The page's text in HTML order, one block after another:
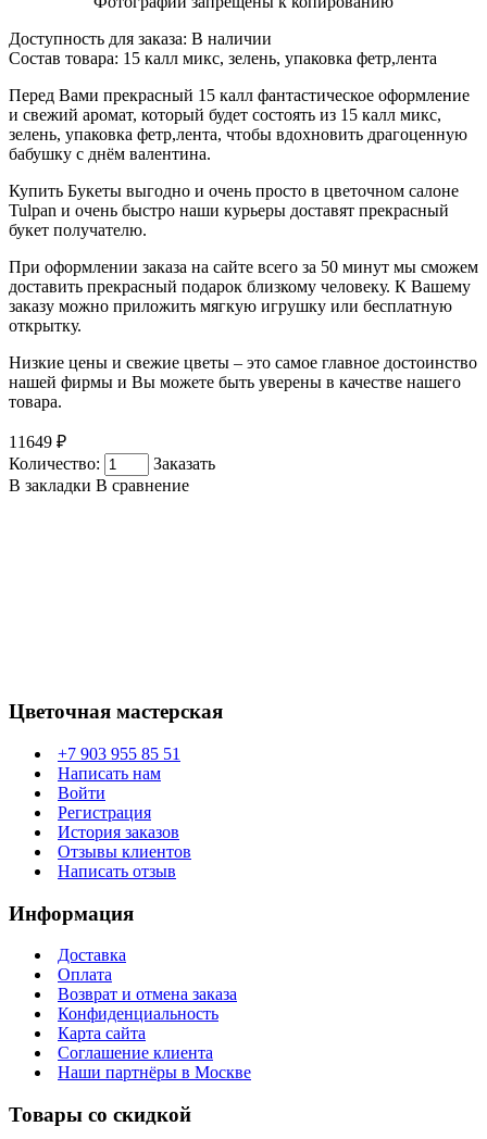
Доступность для заказа: В наличии
Состав товара: 15 калл микс, зелень, упаковка фетр,лента
Перед Вами прекрасный 15 калл фантастическое оформление
и свежий аромат, который будет состоять из 15 калл микс,
зелень, упаковка фетр,лента, чтобы вдохновить драгоценную
бабушку с днём валентина.
Купить Букеты выгодно и очень просто в цветочном салоне
Tulpan и очень быстро наши курьеры доставят прекрасный
букет получателю.
При оформлении заказа на сайте всего за 50 минут мы сможем
доставить прекрасный подарок близкому человеку. К Вашему
заказу можно приложить мягкую игрушку или бесплатную
открытку.
Низкие цены и свежие цветы – это самое главное достоинство
нашей фирмы и Вы можете быть уверены в качестве нашего
товара.
11649 ₽
Количество:
Заказать
В закладки В сравнение
Цветочная мастерская
+7 903 955 85 51
Написать нам
Войти
Регистрация
История заказов
Отзывы клиентов
Написать отзыв
Информация
Доставка
Оплата
Возврат и отмена заказа
Конфиденциальность
Карта сайта
Соглашение клиента
Наши партнёры в Москве
Товары со скидкой